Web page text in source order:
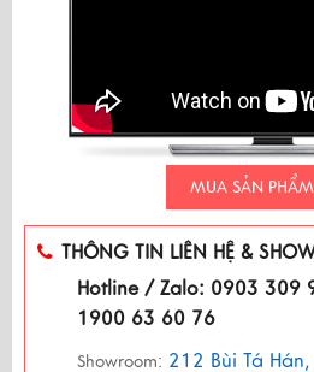
MUA SẢN
THÔNG TIN LIÊN HỆ &
Hotline / Zalo: 0903 309
1900 63 60 76
Showroom: 212 Bùi Tá